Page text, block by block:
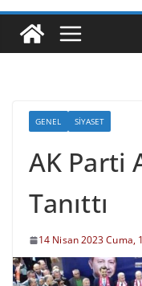
GENEL SIYASET
AK Parti
Tanıttı
14 Nisan 2023 Cuma,